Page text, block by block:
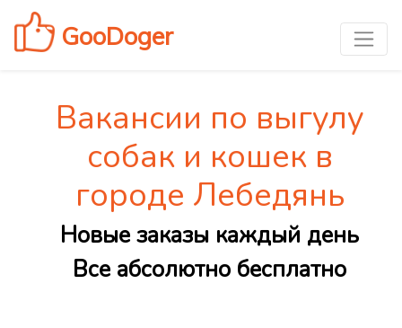
GooDoger
Вакансии по выгулу
собак и кошек в
городе Лебедянь
Новые заказы каждый день
Все абсолютно бесплатно